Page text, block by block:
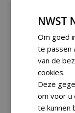
plaatsen
Plaats
NWST
Om goed
te passen
van de
cookies.
Deze
om voor
te kunnen